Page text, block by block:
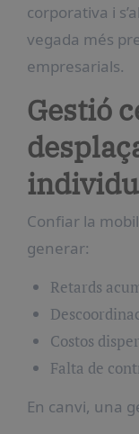
corporativa i
vegada més
empresarials.
Gestió
Confiar la
generar:
Retards
Costos
Falta de
En canvi, una